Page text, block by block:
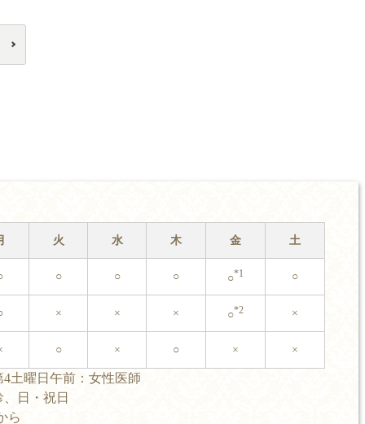
火 水 木 金 土
○ ○ ○ ○*1 ○
× × × ○*2 ×
○ × ○ × ×
土曜日午前：女性医師
日・祝日
ら